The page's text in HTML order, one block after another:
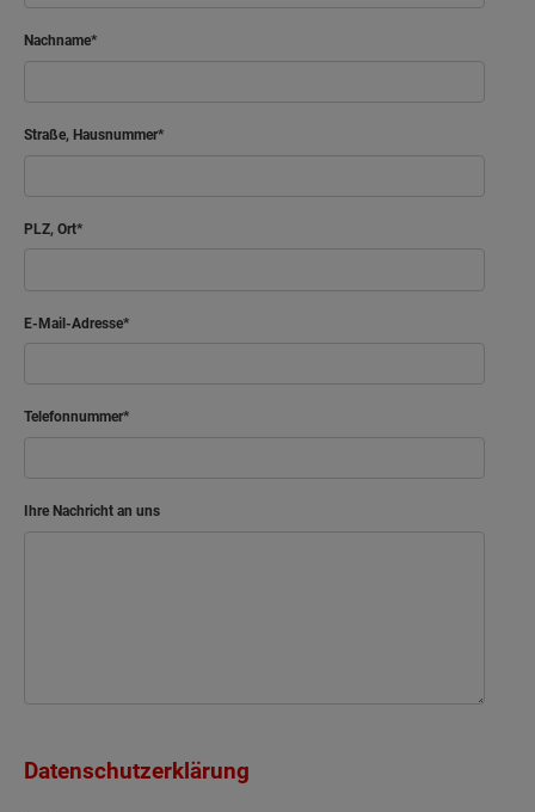
Nachname
Straße, Hausnummer
PLZ, Ort
E-Mail-Adresse
Telefonnummer
Ihre Nachricht an uns
Datenschutzerklärung